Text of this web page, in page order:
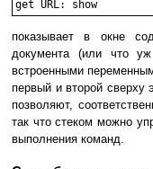
показывает в окне
документа (или что
встроенными
первый и второй
позволяют,
так что стеком можно
выполнения команд.